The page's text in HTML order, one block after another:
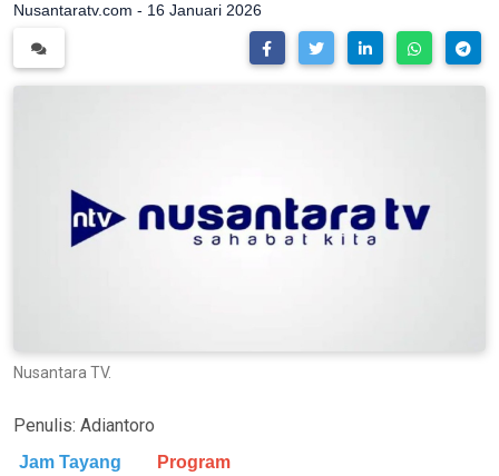
Nusantaratv.com - 16 Januari 2026
Nusantara TV.
Penulis: Adiantoro
Jam Tayang Program